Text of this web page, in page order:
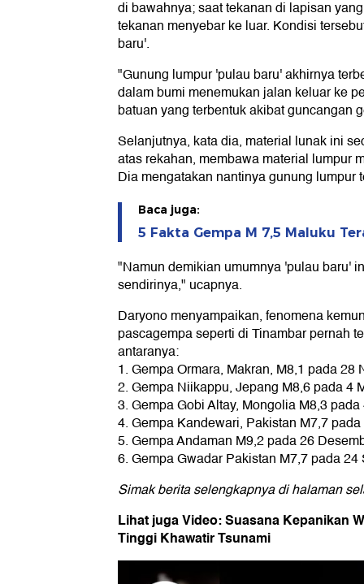
di bawahnya; saat tekanan di lapisan
tekanan menyebar ke luar. Kondisi
baru'.
"Gunung lumpur 'pulau baru' akhirnya
dalam bumi menemukan jalan keluar ke
batuan yang terbentuk akibat guncangan
Selanjutnya, kata dia, material lunak ini
atas rekahan, membawa material lumpur
Dia mengatakan nantinya gunung lumpur
Baca juga:
5 Fakta Gempa M 7,5 Maluku
"Namun demikian umumnya 'pulau baru'
sendirinya," ucapnya.
Daryono menyampaikan, fenomena
pascagempa seperti di Tinambar pernah
antaranya:
1. Gempa Ormara, Makran, M8,1 pada 28
2. Gempa Niikappu, Jepang M8,6 pada 4
3. Gempa Gobi Altay, Mongolia M8,3
4. Gempa Kandewari, Pakistan M7,7
5. Gempa Andaman M9,2 pada 26
6. Gempa Gwadar Pakistan M7,7 pada 24
Simak berita selengkapnya di halaman
Lihat juga Video: Suasana Kepanikan
Tinggi Khawatir Tsunami